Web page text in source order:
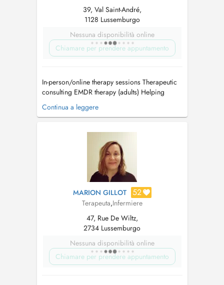
39, Val Saint-André,
1128 Lussemburgo
Nessuna disponibilità online
Chiamare per prendere appuntamento
In-person/online therapy sessions Therapeutic
consulting EMDR therapy (adults) Helping
people with a range of emotional and
psychological difficulties including anxiety,
relationship problems, traumas, addictions,
eating disorders, identity issues and...
Continua a leggere
MARION GILLOT 52
Terapeuta,Infermiere
47, Rue De Wiltz,
2734 Lussemburgo
Nessuna disponibilità online
Chiamare per prendere appuntamento